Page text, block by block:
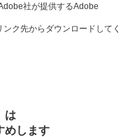
社が提供するAdobe
ク先からダウンロードしてく
は
めします